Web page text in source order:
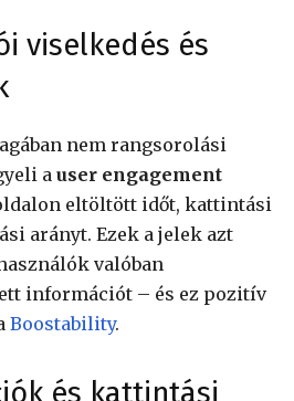
viselkedés és
nem rangsorolási
a user engagement
eltöltött időt, kattintási
arányt. Ezek a jelek azt
valóban
információt – és ez pozitív
Boostability.
és kattintási